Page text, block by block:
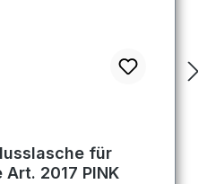
für
2017 PINK